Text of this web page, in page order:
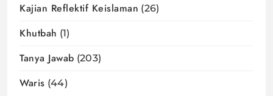
Kajian Reflektif Keislaman (26)
Khutbah (1)
Tanya Jawab (203)
Waris (44)